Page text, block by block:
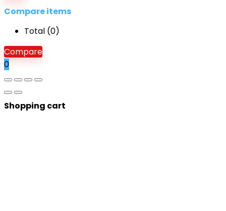
Compare items
Total (0)
Compare
0
Shopping cart